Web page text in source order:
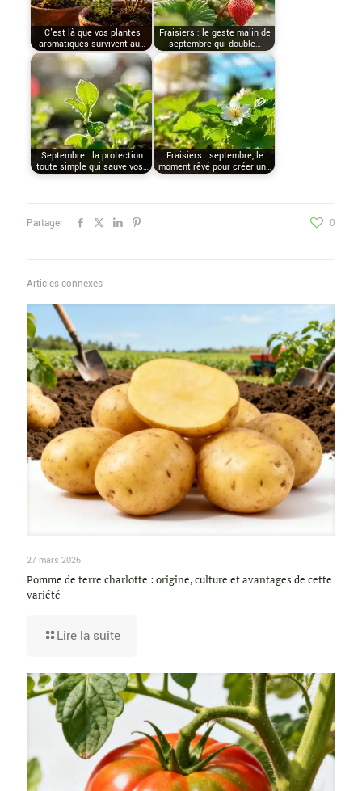
C'est là que vos plantes
aromatiques survivent au…
Fraisiers : le geste malin de
septembre qui double…
Septembre : la protection
toute simple qui sauve vos…
Fraisiers : septembre, le
moment rêvé pour créer un…
Partager 0
Articles connexes
27 mars 2026
Pomme de terre charlotte : origine, culture et avantages de cette
variété
Lire la suite